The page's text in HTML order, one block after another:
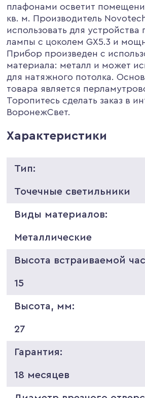
плафонами осветит
кв. м. Производитель
использовать для устройства
лампы с цоколем GX5.3 и
Прибор произведен с
материала: металл и может
для натяжного потолка.
товара является
Торопитесь сделать заказ в
ВоронежСвет.
Характеристики
Тип:
Точечные светильники
Виды материалов:
Металлические
Высота встраиваемой
15
Высота, мм:
27
Гарантия:
18 месяцев